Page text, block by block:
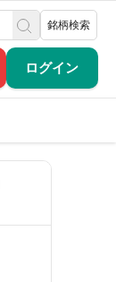
ログイン
銘柄検索